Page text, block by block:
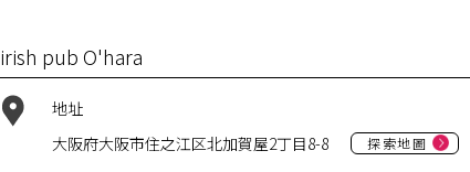
irish pub O'hara
地址
大阪府大阪市住之江区北加賀屋2丁目8-8
探索地圖